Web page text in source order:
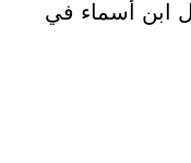
ابن أسماء في